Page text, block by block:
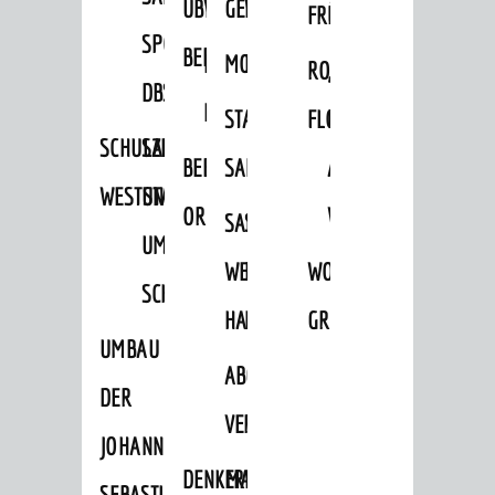
SPORTHALLE
DBS
SCHULZENTRUM
WESTSTADT
SANIERUNG-
UND
UMBAUMASSNAHME S
CHLOSS
UMBAU
DER
JOHANN-
ÜBER
BEBAUUNGSPLÄNE
VERFAHREN
BEBAUUNGSPLÄNE
KERNSTADT
BEBAUUNGSPLÄNE
ORTSTEILE
EINZELHANDELSKONZEPT
MOBILFUNKKONZEPT
LÄRMAKTIONSPLAN
STADTERNEUERUNG/-
SANIERUNG
SANIERUNG
WESTLICH
HAUPTBAHNHOF
SANIERUNGSGEBIET
HILDEBRANDSCHE
MÜHLE
ABGESCHLOSSENE
VERFAHREN
DENKMALSCHUTZ
ERHALTUNGSSATZUNGEN
FRÜHLING
HERBST
RODENSTEINER
FLOHMARKT
„WOINEM
LIVE“
AM
WINDECKPLATZ
WOCHENMARKT
GROOVE